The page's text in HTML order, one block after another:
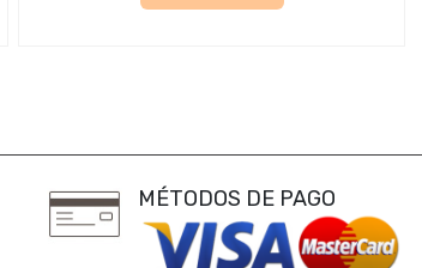
MÉTODOS DE PAGO